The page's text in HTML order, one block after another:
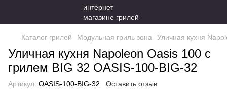
Каталог грилей Модульная гриль зона Уличная кухня
Уличная кухня Napoleon Oasis 100 с
грилем BIG 32 OASIS-100-BIG-32
Артикул: OASIS-100-BIG-32 Оставить отзыв